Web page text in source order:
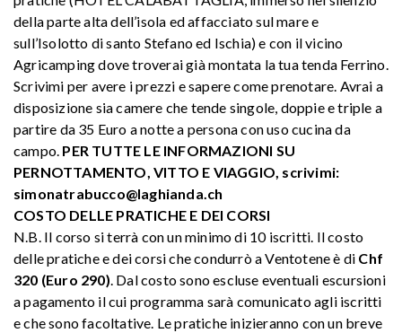
della parte alta dell’isola ed affacciato sul mare e
sull’Isolotto di santo Stefano ed Ischia) e con il vicino
Agricamping dove troverai già montata la tua tenda Ferrino.
Scrivimi per avere i prezzi e sapere come prenotare. Avrai a
disposizione sia camere che tende singole, doppie e triple a
partire da 35 Euro a notte a persona con uso cucina da
campo. PER TUTTE LE INFORMAZIONI SU
PERNOTTAMENTO, VITTO E VIAGGIO, scrivimi:
simonatrabucco@laghianda.ch
COSTO DELLE PRATICHE E DEI CORSI
N.B. Il corso si terrà con un minimo di 10 iscritti. Il costo
delle pratiche e dei corsi che condurrò a Ventotene è di Chf
320 (Euro 290). Dal costo sono escluse eventuali escursioni
a pagamento il cui programma sarà comunicato agli iscritti
e che sono facoltative. Le pratiche inizieranno con un breve